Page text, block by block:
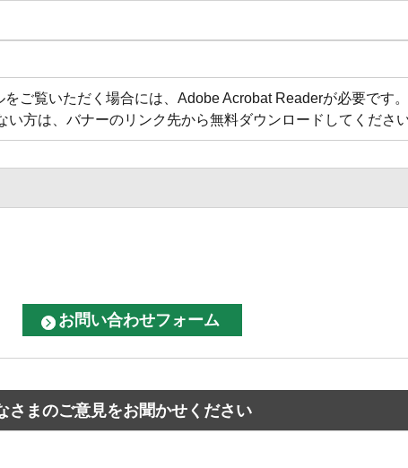
をご覧いただく場合には、Adobe Acrobat Readerが必要です
い方は、バナーのリンク先から無料ダウンロードしてください
さまのご意見をお聞かせください